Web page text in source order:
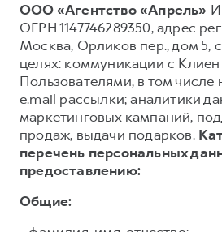
ООО «Агентство «Апрель»
ОГРН 1147746289350, адрес
Москва, Орликов пер., дом 5,
целях: коммуникации с
Пользователями, в том числе
e.mail рассылки; аналитики
маркетинговых кампаний,
продаж, выдачи подарков.
перечень персональных
предоставлению:
Общие: